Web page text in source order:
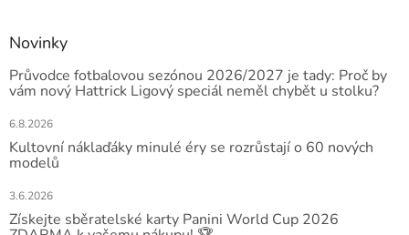
Novinky
Průvodce fotbalovou sezónou 2026/2027 je tady: Proč by
vám nový Hattrick Ligový speciál neměl chybět u stolku?
6.8.2026
Kultovní náklaďáky minulé éry se rozrůstají o 60 nových
modelů
3.6.2026
Získejte sběratelské karty Panini World Cup 2026